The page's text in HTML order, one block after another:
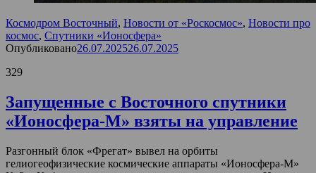
Космодром Восточный, Новости от «Роскосмос», Новости про
космос, Спутники «Ионосфера»
Опубликовано26.07.202526.07.2025
329
Запущенные с Восточного спутники
«Ионосфера-М» взяты на управление
Разгонный блок «Фрегат» вывел на орбиты
гелиогеофизические космические аппараты «Ионосфера-М»